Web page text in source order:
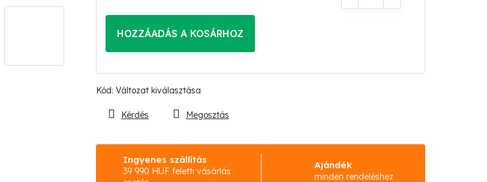
Kód: Változat kiválasztása
HOZZÁADÁS A KOSÁRHOZ
Ingyenes szállítás
39 990 HUF feletti vásárlás
Ajándék
minden rendeléshez
Kérdés Megosztás